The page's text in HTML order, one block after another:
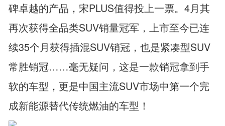
碑卓越的产品，宋PLUS值得投上一票。4月其
再次获得全品类SUV销量冠军，上市至今已连
续35个月获得插混SUV销冠，也是紧凑型SUV
常胜销冠……毫无疑问，这是一款销冠拿到手
软的车型，更是中国主流SUV市场中第一个完
成新能源替代传统燃油的车型！